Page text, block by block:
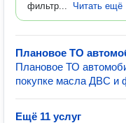
фильтр...
Читать ещё
Плановое ТО
Плановое ТО
покупке масла ДВС и
Ещё 11 услуг